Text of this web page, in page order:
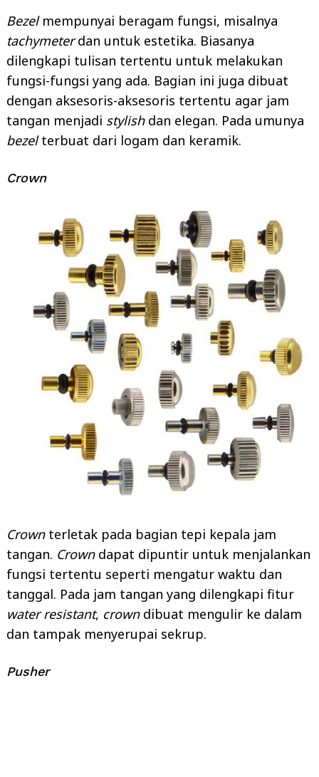
Bezelmempunyai beragam fungsi, misalnya
tachymeterdan untuk estetika. Biasanya
dilengkapi tulisan tertentu untuk melakukan
fungsi-fungsi yang ada. Bagian ini juga dibuat
dengan aksesoris-aksesoris tertentu agar jam
tangan menjadi stylish dan elegan. Pada umunya
bezelterbuat dari logam dan keramik.
Crown
Crownterletak pada bagian tepi kepala jam
tangan. Crowndapat dipuntir untuk menjalankan
fungsi tertentu seperti mengatur waktu dan
tanggal. Pada jam tangan yang dilengkapi fitur
water resistant, crowndibuat mengulir ke dalam
dan tampak menyerupai sekrup.
Pusher